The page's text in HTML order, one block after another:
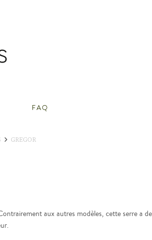
FAQ
GREGOR
aux autres modèles, cette serre a